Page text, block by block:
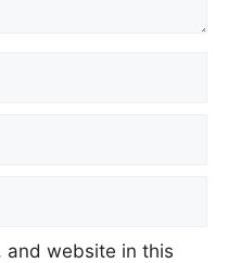
and website in this